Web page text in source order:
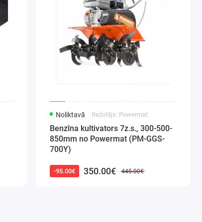
Noliktavā Ražotājs: Powermat
Benzīna kultivators 7z.s., 300-500-
850mm no Powermat (PM-GGS-
700Y)
-95.00€ 350.00€ 445.00€